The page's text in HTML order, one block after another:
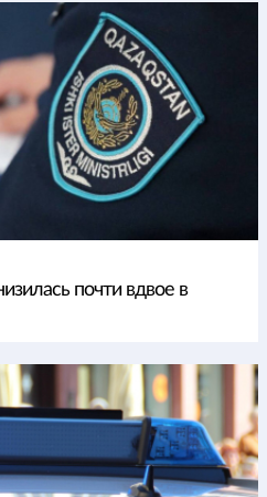
почти вдвое в